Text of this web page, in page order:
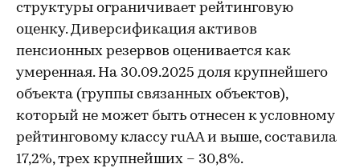
структуры ограничивает рейтинговую
оценку. Диверсификация активов
пенсионных резервов оценивается как
умеренная. На 30.09.2025 доля крупнейшего
объекта (группы связанных объектов),
который не может быть отнесен к условному
рейтинговому классу ruAA и выше, составила
17,2%, трех крупнейших – 30,8%.